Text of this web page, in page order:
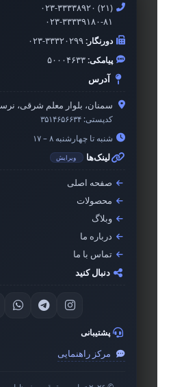
۰۲۳-۳۳۳۳۸۹۲۰ (۲۱)
۰۲۳-۳۳۳۳۹۱۸۰-۸۱
دورنگار:۰۲۳-۳۳۳۲۰۲۹۹
پیامکی:۵۰۰۰۴۶۳۳
آدرس
سمنان، بلوار معلم شرقی،
کدپستی: ۳۵۱۴۶۵۶۶۳۴
شنبه تا چهارشنبه ۸ – ۱۷
لینک‌ها ویرایش
صفحه اصلی
محصولات
وبلاگ
درباره ما
تماس با ما
دنبال کنید
پشتیبانی
مرکز راهنمایی